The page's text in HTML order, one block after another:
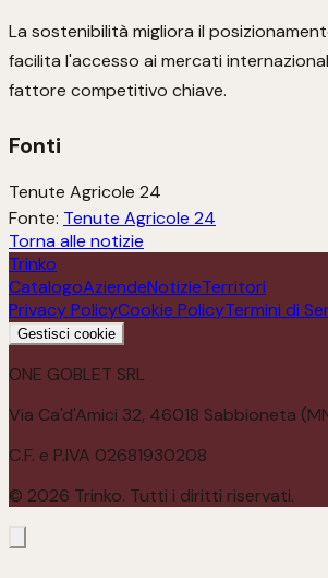
La sostenibilità migliora il
facilita l'accesso ai mercati
fattore competitivo chiave.
Fonti
Tenute Agricole 24
Fonte: Tenute Agricole 24
Torna alle notizie
Trinko
CatalogoAziendeNotizieTerritori
Privacy PolicyCookie PolicyTermini di
Gestisci cookie
ONE GOBLET SRL
Via Ca'd'Amici 32, 46018 Sabbioneta
C.F. e P.IVA 02681930208
© 2026 Trinko. Tutti i diritti riservati.